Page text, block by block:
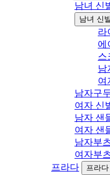
남녀 신
남녀 신
라
에
스
남
여
남자구
여자 신
남자 샌
여자 샌
남자부
여자부
프라다
프라